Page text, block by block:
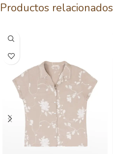
Productos relacionados